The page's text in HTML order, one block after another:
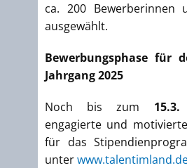
ca. 200 Bewerberinnen
ausgewählt.
Bewerbungsphase für
Jahrgang 2025
Noch bis zum 15.3.
engagierte und
für das
unter